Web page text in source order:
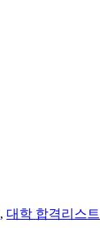
, 대학 합격리스트